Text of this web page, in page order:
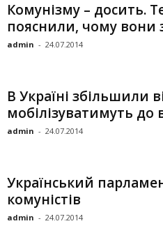
Комунізму – досить.
пояснили, чому вони
admin - 24.07.2014
В Україні збільшили
мобілізуватимуть до
admin - 24.07.2014
Український
комуністів
admin - 24.07.2014